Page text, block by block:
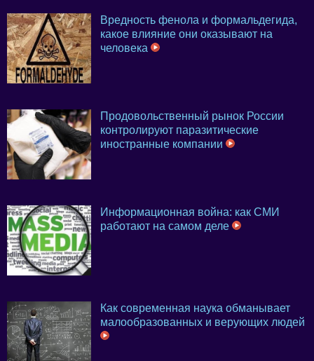
Вредность фенола и формальдегида,
какое влияние они оказывают на
человека
Продовольственный рынок России
контролируют паразитические
иностранные компании
Информационная война: как СМИ
работают на самом деле
Как современная наука обманывает
малообразованных и верующих людей